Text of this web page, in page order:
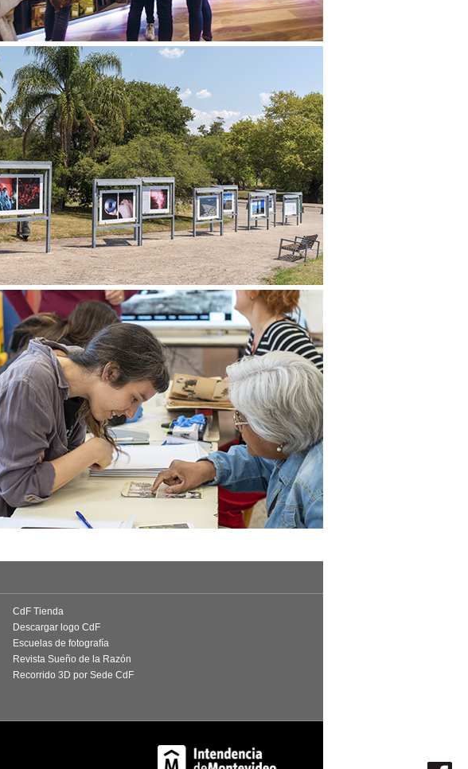
CdF Tienda
Descargar logo CdF
Escuelas de fotografía
Revista Sueño de la Razón
Recorrido 3D por Sede CdF